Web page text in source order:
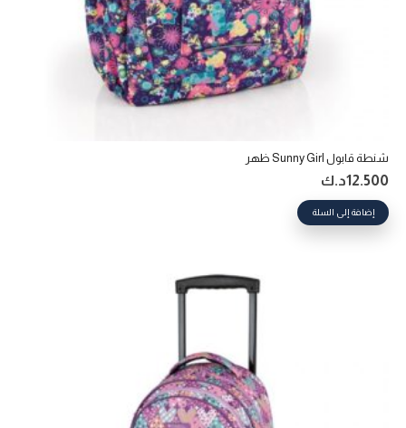
شنطة قابول Sunny Girl ظهر
12.500د.ك
إضافة إلى السلة